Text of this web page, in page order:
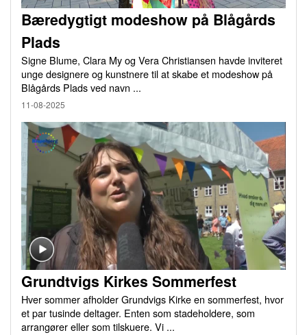
Bæredygtigt modeshow på Blågårds
Plads
Signe Blume, Clara My og Vera Christiansen havde inviteret
unge designere og kunstnere til at skabe et modeshow på
Blågårds Plads ved navn ...
11-08-2025
Grundtvigs Kirkes Sommerfest
Hver sommer afholder Grundvigs Kirke en sommerfest, hvor
et par tusinde deltager. Enten som stadeholdere, som
arrangører eller som tilskuere. Vi ...